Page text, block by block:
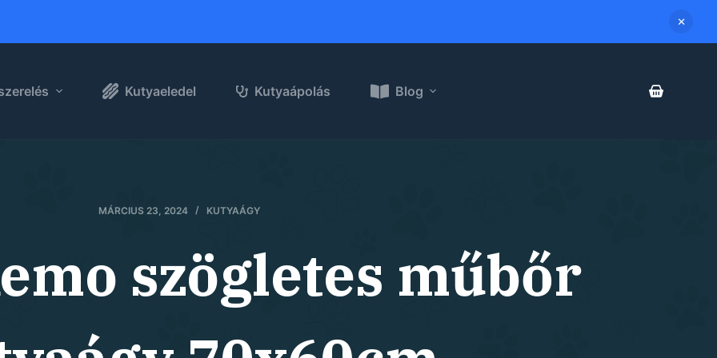
Kutyaeledel Kutyaápolás Blog
MÁRCIUS 23, 2024 KUTYAÁGY
szögletes műbőr